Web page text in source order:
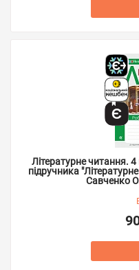
Літературне читання.
підручника
Савченко